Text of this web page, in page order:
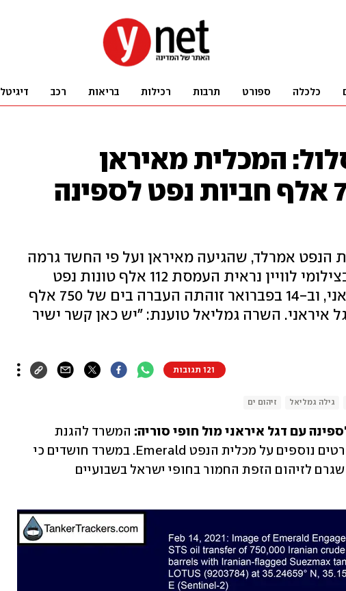
כלכלה ספורט תרבות רכילות בריאות רכב דיגיטל
המכלית מאיראן
העבירה בים 750 אלף חביות נפט לספינה
הנפט אמרלד, שהגיעה מאיראן ועל פי החשד גרמה
לזיהום הזפת בחופי ישראל: בצילומי לוויין נראית העמסת 112 אלף טונות נפט
גולמי ב-17 בינואר ליד אי איראני, וב-14 בפברואר זוהתה העברה בים של 750 אלף
איראני. השרה גמליאל טוענת: "יש כאן קשר ישיר
121 תגובות
גילה גמליאל זיהום ים
עם דגל איראני מול חופי סוריה: